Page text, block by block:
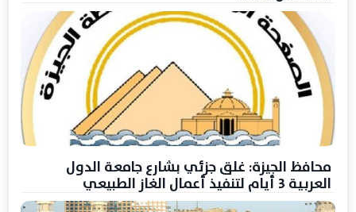
محافظ الجيزة: غلق جزئي بشارع جامعة الدول
العربية 3 أيام لتنفيذ أعمال الغاز الطبيعي